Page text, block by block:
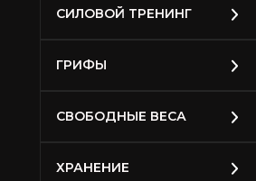
СИЛОВОЙ ТРЕНИНГ
ГРИФЫ
СВОБОДНЫЕ ВЕСА
ХРАНЕНИЕ